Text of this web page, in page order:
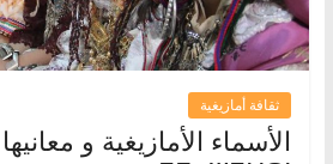
ثقافة أمازيغية